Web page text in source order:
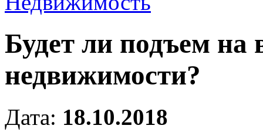
Будет ли подъем
недвижимости?
Дата: 18.10.2018